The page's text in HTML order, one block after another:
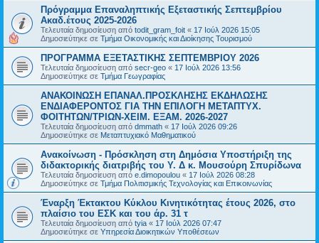
Πρόγραμμα Επαναληπτικής Εξεταστικής Σεπτεμβρίου
Ακαδ.έτους 2025-2026
Τελευταία δημοσίευση από todit_gram_foit « 17 Ιούλ 2026 15:05
Δημοσιεύτηκε σε Τμήμα Οικονομικής και Διοίκησης Τουρισμού
ΠΡΟΓΡΑΜΜΑ ΕΞΕΤΑΣΤΙΚΗΣ ΣΕΠΤΕΜΒΡΙΟΥ 2026
Τελευταία δημοσίευση από secr-geo « 17 Ιούλ 2026 13:56
Δημοσιεύτηκε σε Τμήμα Γεωγραφίας
ΑΝΑΚΟΙΝΩΣΗ ΕΠΑΝΑΛ.ΠΡΟΣΚΛΗΣΗΣ ΕΚΔΗΛΩΣΗΣ
ΕΝΔΙΑΦΕΡΟΝΤΟΣ ΓΙΑ ΤΗΝ ΕΠΙΛΟΓΗ ΜΕΤΑΠΤΥΧ.
ΦΟΙΤΗΤΩΝ/ΤΡΙΩΝ-ΧΕΙΜ. ΕΞΑΜ. 2026-2027
Τελευταία δημοσίευση από dmmath « 17 Ιούλ 2026 09:26
Δημοσιεύτηκε σε Μεταπτυχιακό Μαθηματικού
Ανακοίνωση - Πρόσκληση στη Δημόσια Υποστήριξη της
διδακτορικής διατριβής του Υ. Δ κ. Μουσούρη Σπυρίδωνα
Τελευταία δημοσίευση από e.dimopoulou « 17 Ιούλ 2026 08:28
Δημοσιεύτηκε σε Τμήμα Πολιτισμικής Τεχνολογίας και Επικοινωνίας
Έναρξη Έκτακτου Κύκλου Κινητικότητας έτους 2026, στο
πλαίσιο του ΕΣΚ και του άρ. 31 τ
Τελευταία δημοσίευση από tyia « 17 Ιούλ 2026 07:47
Δημοσιεύτηκε σε Υπηρεσία Διοικητικών Υποθέσεων